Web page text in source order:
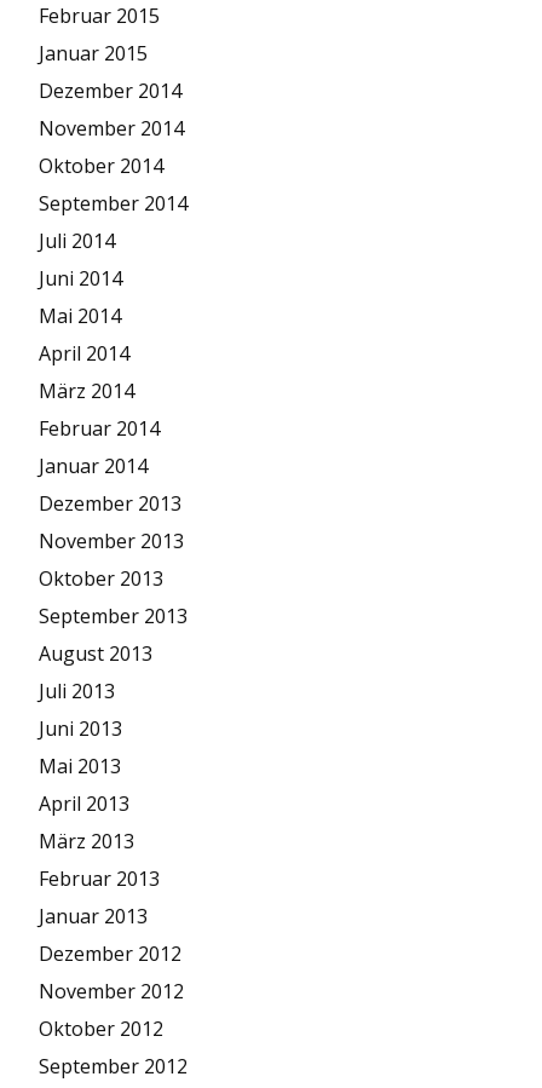
Februar 2015
Januar 2015
Dezember 2014
November 2014
Oktober 2014
September 2014
Juli 2014
Juni 2014
Mai 2014
April 2014
März 2014
Februar 2014
Januar 2014
Dezember 2013
November 2013
Oktober 2013
September 2013
August 2013
Juli 2013
Juni 2013
Mai 2013
April 2013
März 2013
Februar 2013
Januar 2013
Dezember 2012
November 2012
Oktober 2012
September 2012